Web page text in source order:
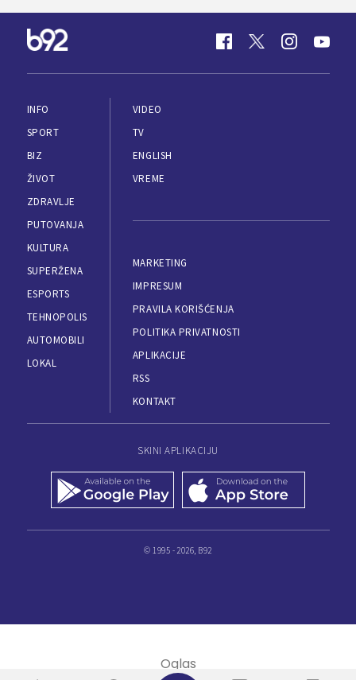
INFO
SPORT
BIZ
ŽIVOT
ZDRAVLJE
PUTOVANJA
KULTURA
SUPERŽENA
ESPORTS
TEHNOPOLIS
AUTOMOBILI
LOKAL
VIDEO
TV
ENGLISH
VREME
MARKETING
IMPRESUM
PRAVILA KORIŠĆENJA
POLITIKA PRIVATNOSTI
APLIKACIJE
RSS
KONTAKT
SKINI APLIKACIJU
© 1995 - 2026, B92